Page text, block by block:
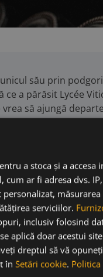
său prin
a părăsit Lycée
să ajungă
a stoca și a accesa
cum ar fi adresa dvs. IP,
măsurarea
serviciilor.
inclusiv folosind
aplică doar acestui
dreptul să vă
în Setări cookie. Politica